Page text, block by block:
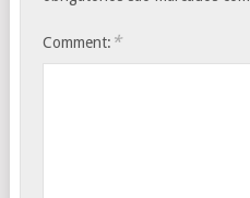
Comment: *